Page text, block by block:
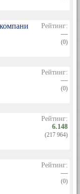
Рейтинг:
—
(0)
Рейтинг:
—
(0)
Рейтинг:
6.148
(217 964)
Рейтинг:
—
(0)